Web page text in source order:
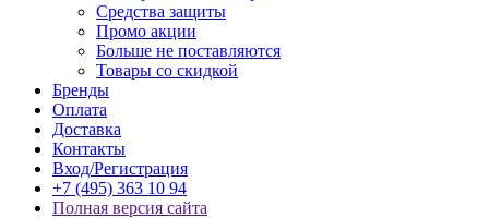
Средства защиты
Промо акции
Больше не поставляются
Товары со скидкой
Бренды
Оплата
Доставка
Контакты
Вход/Регистрация
+7 (495) 363 10 94
Полная версия сайта